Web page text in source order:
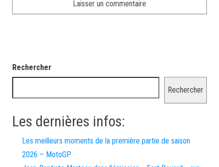
Rechercher
Rechercher
Les dernières infos:
Les meilleurs moments de la première partie de saison
2026 – MotoGP